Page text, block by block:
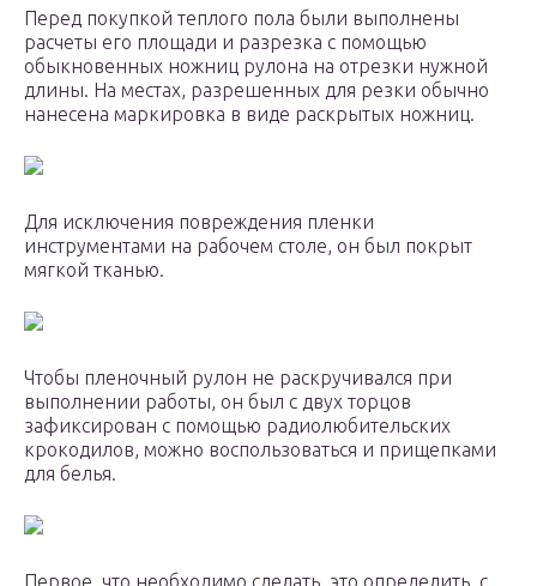
Перед покупкой теплого пола были выполнены
расчеты его площади и разрезка с помощью
обыкновенных ножниц рулона на отрезки нужной
длины. На местах, разрешенных для резки обычно
нанесена маркировка в виде раскрытых ножниц.
Для исключения повреждения пленки
инструментами на рабочем столе, он был покрыт
мягкой тканью.
Чтобы пленочный рулон не раскручивался при
выполнении работы, он был с двух торцов
зафиксирован с помощью радиолюбительских
крокодилов, можно воспользоваться и прищепками
для белья.
Первое, что необходимо сделать, это определить, с